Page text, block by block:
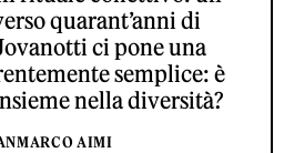
quarant’anni di
ci pone una
semplice: è
nella diversità?
AIMI